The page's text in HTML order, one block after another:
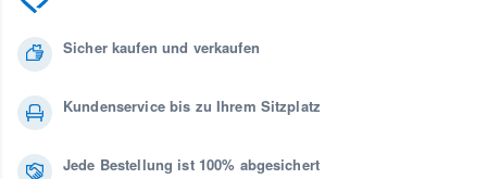
Sicher kaufen und verkaufen
Kundenservice bis zu Ihrem Sitzplatz
Jede Bestellung ist 100% abgesichert